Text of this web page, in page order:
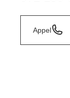
Appel